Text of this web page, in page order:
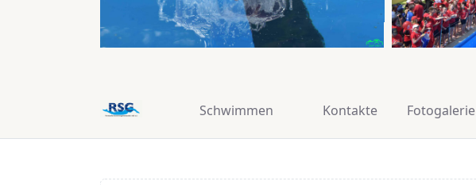
Schwimmen Kontakte Fotogalerie